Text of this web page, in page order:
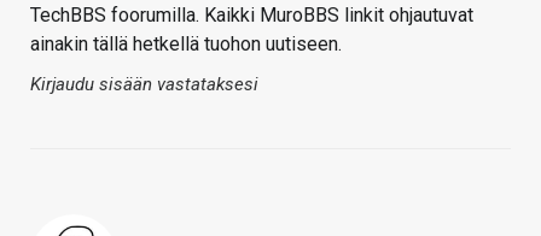
TechBBS foorumilla. Kaikki MuroBBS linkit ohjautuvat
ainakin tällä hetkellä tuohon uutiseen.
Kirjaudu sisään vastataksesi